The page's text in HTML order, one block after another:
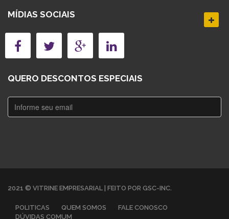
MÍDIAS SOCIAIS
QUERO DESCONTOS ESPECIAIS
2021 © VITRINE EMPRESARIAL | FEITO POR GSC-INC.
POLITICAS QUEM SOMOS
FALE CONOSCO
DÚVIDAS COMUM